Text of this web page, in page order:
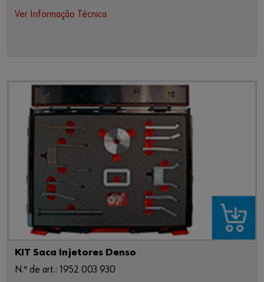
Ver Informação Técnica
KIT Saca Injetores Denso
N.º de art.: 1952 003 930